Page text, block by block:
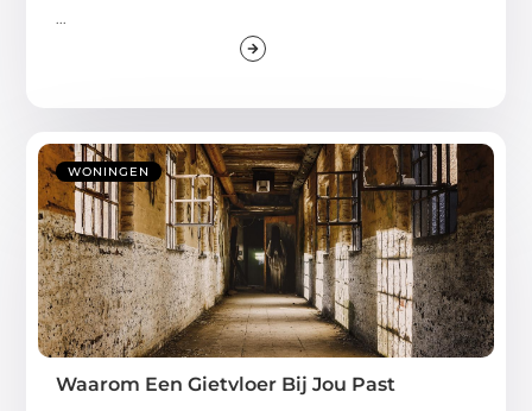
WONINGEN
Waarom Een Gietvloer Bij Jou Past